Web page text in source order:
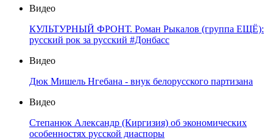
Видео
КУЛЬТУРНЫЙ ФРОНТ. Роман Рыкалов (группа ЕЩЁ):
русский рок за русский #Донбасс
Видео
Дюк Мишель Нгебана - внук белорусского партизана
Видео
Степанюк Александр (Киргизия) об экономических
особенностях русской диаспоры